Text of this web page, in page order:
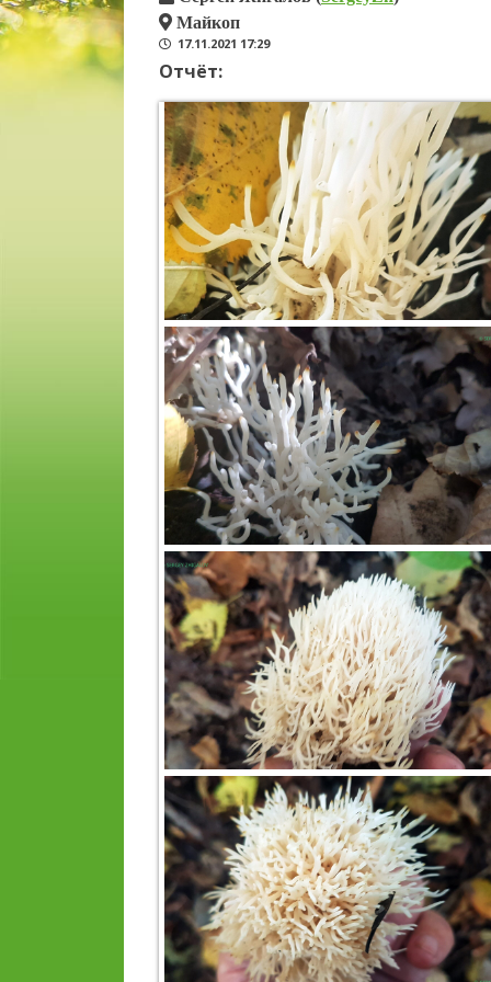
Майкоп
17.11.2021 17:29
Отчёт: